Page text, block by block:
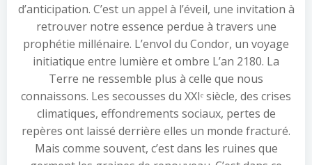
d’anticipation. C’est un appel à l’éveil, une invitation à
retrouver notre essence perdue à travers une
prophétie millénaire. L’envol du Condor, un voyage
initiatique entre lumière et ombre L’an 2180. La
Terre ne ressemble plus à celle que nous
connaissons. Les secousses du XXIᵉ siècle, des crises
climatiques, effondrements sociaux, pertes de
repères ont laissé derrière elles un monde fracturé.
Mais comme souvent, c’est dans les ruines que